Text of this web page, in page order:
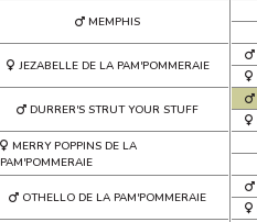
MEMPHIS
JEZABELLE DE LA PAM'POMMERAIE
DURRER'S STRUT YOUR STUFF
MERRY POPPINS DE LA
PAM'POMMERAIE
OTHELLO DE LA PAM'POMMERAIE